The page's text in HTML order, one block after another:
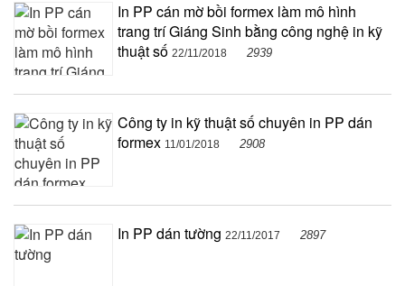
In PP cán mờ bồi formex làm mô hình
trang trí Giáng Sinh bằng công nghệ in kỹ
thuật số 22/11/2018 2939
Công ty in kỹ thuật số chuyên in PP dán
formex 11/01/2018 2908
In PP dán tường 22/11/2017 2897